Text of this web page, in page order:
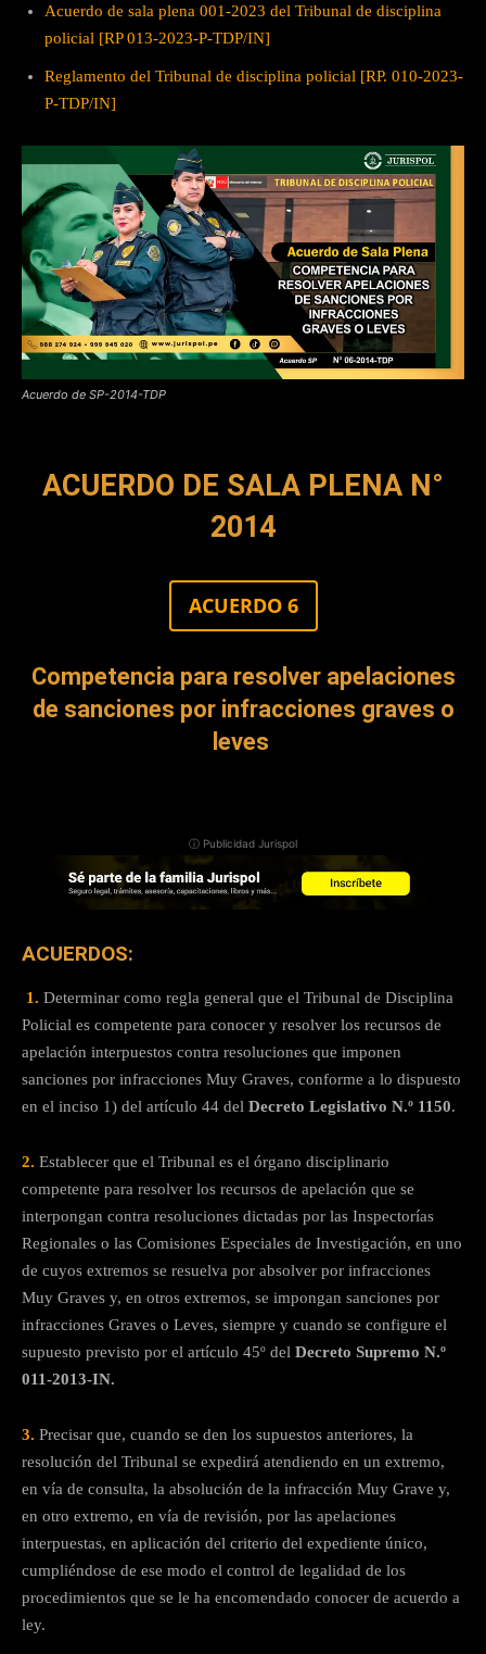
Acuerdo de sala plena 001-2023 del Tribunal de disciplina
policial [RP 013-2023-P-TDP/IN]
Reglamento del Tribunal de disciplina policial [RP. 010-2023-
P-TDP/IN]
Acuerdo de SP-2014-TDP
ACUERDO DE SALA PLENA N°
2014
ACUERDO 6
Competencia para resolver apelaciones
de sanciones por infracciones graves o
leves
ⓘ Publicidad Jurispol
ACUERDOS:
1. Determinar como regla general que el Tribunal de Disciplina
Policial es competente para conocer y resolver los recursos de
apelación interpuestos contra resoluciones que imponen
sanciones por infracciones Muy Graves, conforme a lo dispuesto
en el inciso 1) del artículo 44 del Decreto Legislativo N.º 1150.
2. Establecer que el Tribunal es el órgano disciplinario
competente para resolver los recursos de apelación que se
interpongan contra resoluciones dictadas por las Inspectorías
Regionales o las Comisiones Especiales de Investigación, en uno
de cuyos extremos se resuelva por absolver por infracciones
Muy Graves y, en otros extremos, se impongan sanciones por
infracciones Graves o Leves, siempre y cuando se configure el
supuesto previsto por el artículo 45º del Decreto Supremo N.º
011-2013-IN.
3. Precisar que, cuando se den los supuestos anteriores, la
resolución del Tribunal se expedirá atendiendo en un extremo,
en vía de consulta, la absolución de la infracción Muy Grave y,
en otro extremo, en vía de revisión, por las apelaciones
interpuestas, en aplicación del criterio del expediente único,
cumpliéndose de ese modo el control de legalidad de los
procedimientos que se le ha encomendado conocer de acuerdo a
ley.